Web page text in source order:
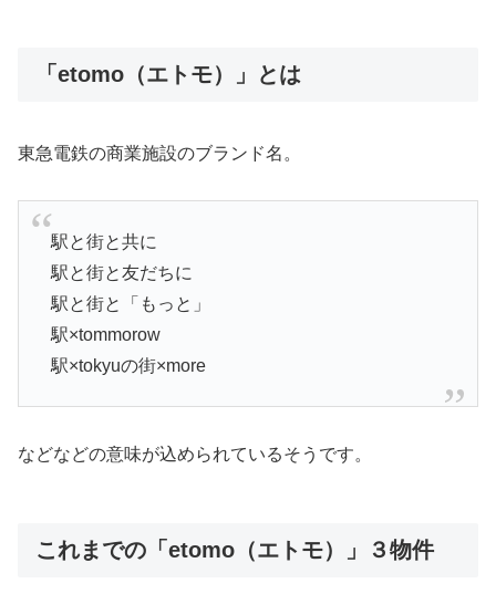
「etomo（エトモ）」とは
東急電鉄の商業施設のブランド名。
駅と街と共に
駅と街と友だちに
駅と街と「もっと」
駅×tommorow
駅×tokyuの街×more
などなどの意味が込められているそうです。
これまでの「etomo（エトモ）」３物件